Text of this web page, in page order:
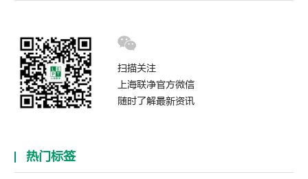
扫描关注
上海联净官方微信
随时了解最新资讯
热门标签